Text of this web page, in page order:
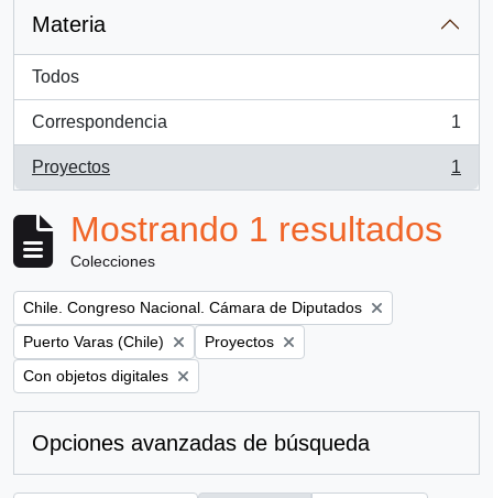
Materia
Todos
Correspondencia
, 1 resultados
1
Proyectos
, 1 resultados
1
Mostrando 1 resultados
Colecciones
Remove filter:
Chile. Congreso Nacional. Cámara de Diputados
Remove filter:
Puerto Varas (Chile) Remove filter:
Proyectos
Remove filter:
Con objetos digitales
Opciones avanzadas de búsqueda